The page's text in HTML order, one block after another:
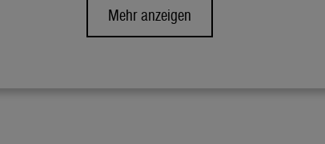
Mehr anzeigen